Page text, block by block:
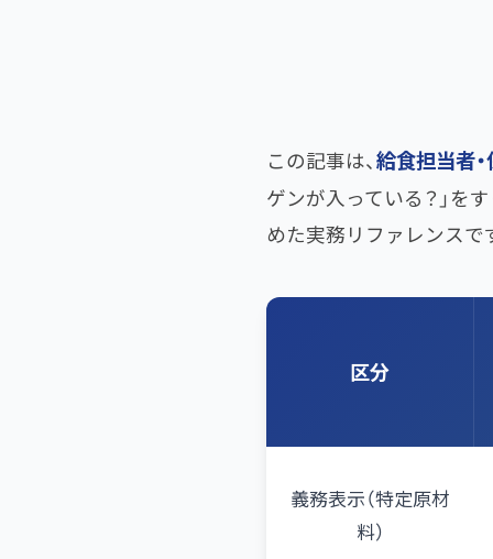
この記事は、​ 給食担当者
ゲンが入っている？」を
めた実務リファレンスで
区分
義務表示（特定原材
料）